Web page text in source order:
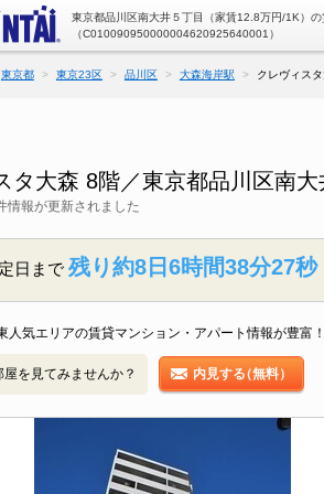
東京都品川区南大井５丁目（家賃12.8万円/1K）
（C010090950000004620925640001）
東京都 東京23区 品川区 大森海岸駅 クレヴィス
タ大森 8階／東京都品川区南
情報が更新されました
日まで 残り約8日6時間38分26秒
人気エリアの賃貸マンション・アパート情報が豊富
屋を見てみませんか？ 内見する（無料）